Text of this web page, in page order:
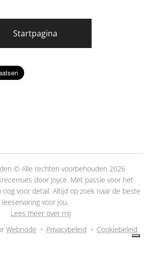
Startpagina
© Alle rechten voorbehouden 2026
door Joyce. Met passie voor het
voor detail. Altijd op zoek naar de beste
leeservaring voor jou.
Lees meer over mij
Webnode Privacybeleid Cookiebeleid